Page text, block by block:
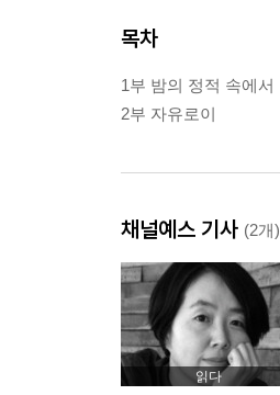
목차
1부 밤의 정적 속에서
2부 자유로이
채널예스 기사 (2개)
읽다